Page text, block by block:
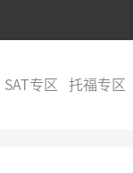
SAT专区 托福专区